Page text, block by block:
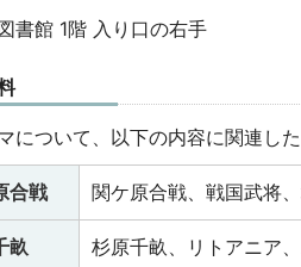
書館 1階 入り口の右手
について、以下の内容に関連し
合戦 関ケ原合戦、戦国武将
畝 杉原千畝、リトアニア